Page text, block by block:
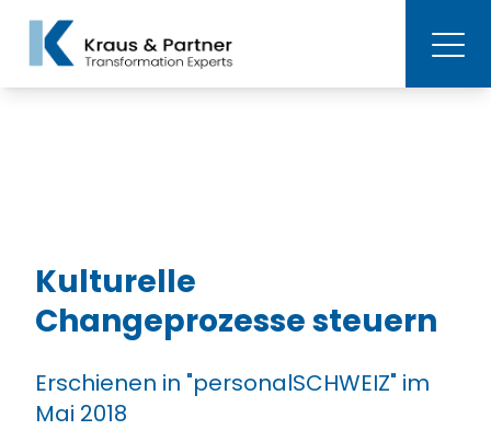
Kulturelle
Changeprozesse steuern
Erschienen in "personalSCHWEIZ" im
Mai 2018